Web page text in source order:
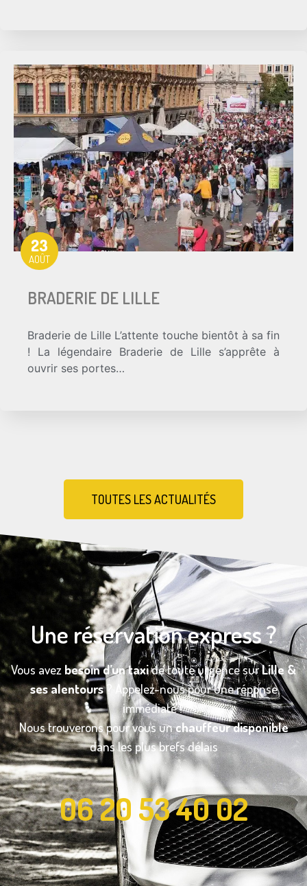
23
AOÛT
BRADERIE DE LILLE
Braderie de Lille L’attente touche bientôt à sa fin
! La légendaire Braderie de Lille s’apprête à
ouvrir ses portes…
TOUTES LES ACTUALITÉS
Une réservation express ?
Vous avez besoin d’un taxide toute urgence surLille &
ses alentours? Appelez-nous pour une réponse
immédiate !
Nous trouverons pour vous unchauffeur disponible
dans les plus brefs délais
06 20 53 40 02